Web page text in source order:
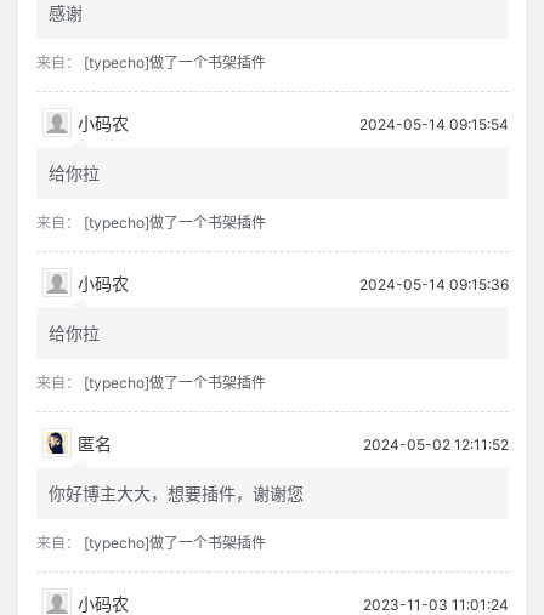
感谢
来自： [typecho]做了一个书架插件
小码农 2024-05-14 09:15:54
给你拉
来自： [typecho]做了一个书架插件
小码农 2024-05-14 09:15:36
给你拉
来自： [typecho]做了一个书架插件
匿名 2024-05-02 12:11:52
你好博主大大，想要插件，谢谢您
来自： [typecho]做了一个书架插件
小码农 2023-11-03 11:01:24